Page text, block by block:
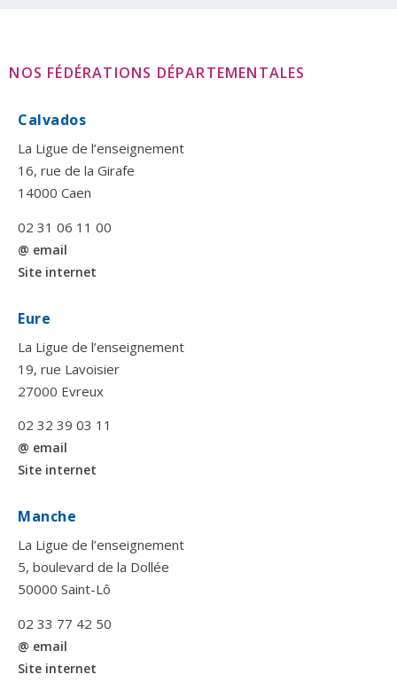
NOS FÉDÉRATIONS DÉPARTEMENTALES
Calvados
La Ligue de l’enseignement
16, rue de la Girafe
14000 Caen
02 31 06 11 00
@ email
Site internet
Eure
La Ligue de l’enseignement
19, rue Lavoisier
27000 Evreux
02 32 39 03 11
@ email
Site internet
Manche
La Ligue de l’enseignement
5, boulevard de la Dollée
50000 Saint-Lô
02 33 77 42 50
@ email
Site internet